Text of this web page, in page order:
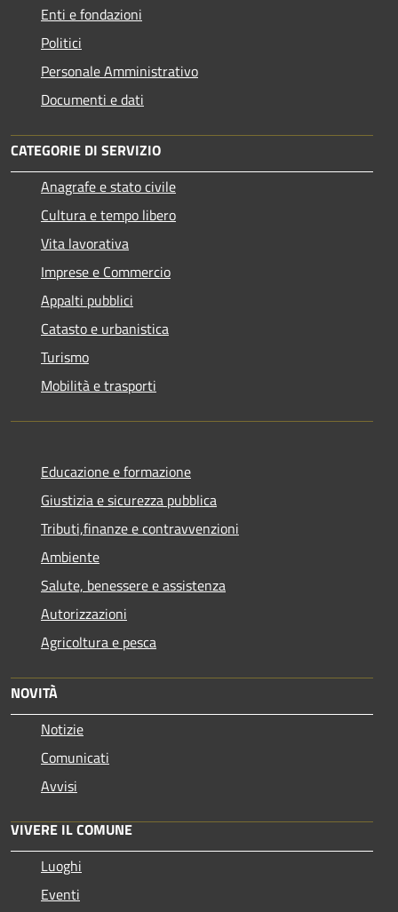
Enti e fondazioni
Politici
Personale Amministrativo
Documenti e dati
CATEGORIE DI SERVIZIO
Anagrafe e stato civile
Cultura e tempo libero
Vita lavorativa
Imprese e Commercio
Appalti pubblici
Catasto e urbanistica
Turismo
Mobilità e trasporti
Educazione e formazione
Giustizia e sicurezza pubblica
Tributi,finanze e contravvenzioni
Ambiente
Salute, benessere e assistenza
Autorizzazioni
Agricoltura e pesca
NOVITÀ
Notizie
Comunicati
Avvisi
VIVERE IL COMUNE
Luoghi
Eventi